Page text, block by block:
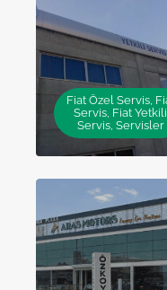
Fiat Özel Servis,
Servis, Fiat Yetkili
Servis, Servisler